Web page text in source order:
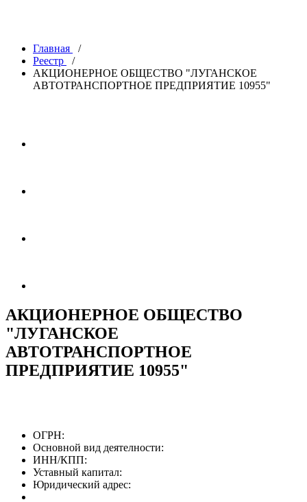
Главная
/
Реестр
/
АКЦИОНЕРНОЕ ОБЩЕСТВО "ЛУГАНСКОЕ
АВТОТРАНСПОРТНОЕ ПРЕДПРИЯТИЕ 10955"
АКЦИОНЕРНОЕ ОБЩЕСТВО
"ЛУГАНСКОЕ
АВТОТРАНСПОРТНОЕ
ПРЕДПРИЯТИЕ 10955"
ОГРН:
Основной вид деятелности:
ИНН/КПП:
Уставный капитал:
Юридический адрес: